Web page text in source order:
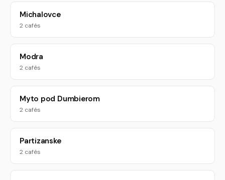
Michalovce
2 cafés
Modra
2 cafés
Myto pod Dumbierom
2 cafés
Partizanske
2 cafés